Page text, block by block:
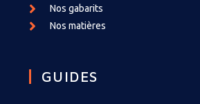
Nos gabarits
Nos matières
GUIDES